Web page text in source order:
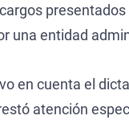
una entidad
en cuenta el
atención